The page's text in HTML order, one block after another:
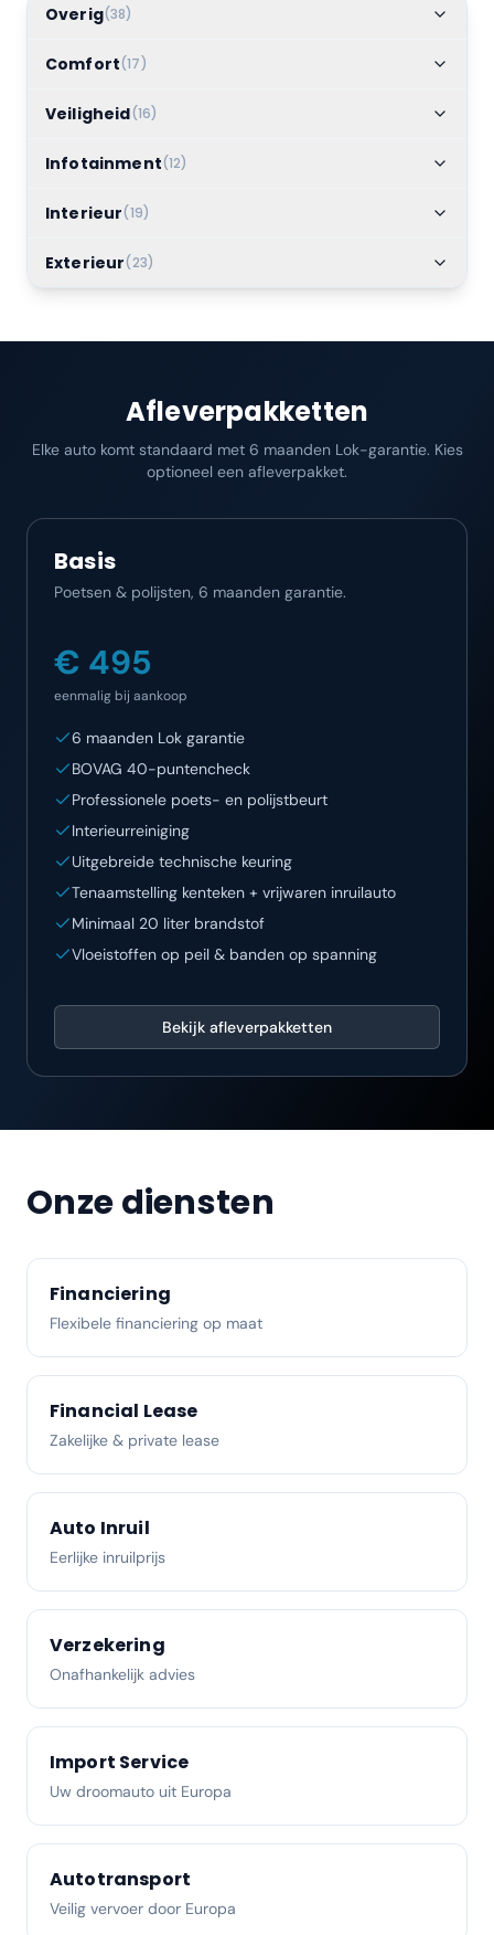
Overig(38)
Comfort(17)
Veiligheid(16)
Infotainment(12)
Interieur(19)
Exterieur(23)
Afleverpakketten
Elke auto komt standaard met 6 maanden Lok-garantie. Kies
optioneel een afleverpakket.
Basis
Poetsen & polijsten, 6 maanden garantie.
€ 495
eenmalig bij aankoop
6 maanden Lok garantie
BOVAG 40-puntencheck
Professionele poets- en polijstbeurt
Interieurreiniging
Uitgebreide technische keuring
Tenaamstelling kenteken + vrijwaren inruilauto
Minimaal 20 liter brandstof
Vloeistoffen op peil & banden op spanning
Bekijk afleverpakketten
Onze diensten
Financiering
Flexibele financiering op maat
Financial Lease
Zakelijke & private lease
Auto Inruil
Eerlijke inruilprijs
Verzekering
Onafhankelijk advies
Import Service
Uw droomauto uit Europa
Autotransport
Veilig vervoer door Europa